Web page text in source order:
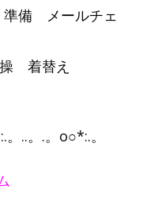
備 メールチェ
着替え
..。.。o○*:.。